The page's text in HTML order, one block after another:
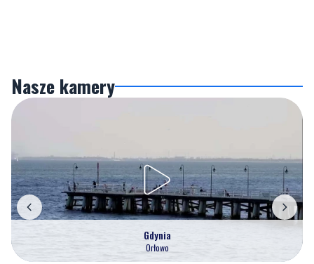
Nasze kamery
Gdynia
Orłowo